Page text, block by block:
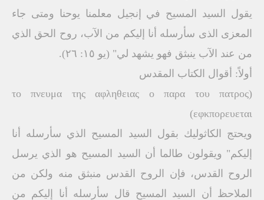
يقول السيد المسيح في إنجيل معلمنا يوحنا ومتى جاء
المعزى الذى سأرسله أنا إليكم من الآب، روح الحق الذي
من عند الآب ينبثق فهو يشهد لي" (يو ١٥: ٢٦).
أولاً: أقوال الكتاب المقدس
(το πνευμα της αφληθειας ο παρα του πατρος
εφκπορευεται)
ويحتج الكاثوليك بقول السيد المسيح الذي سأرسله أنا
إليكم" ويقولون طالما أن السيد المسيح هو الذي يرسل
الروح القدس، فإن الروح القدس منبثق منه ولكن من
الملاحظ أن السيد المسيح قال سأرسله أنا إليكم من